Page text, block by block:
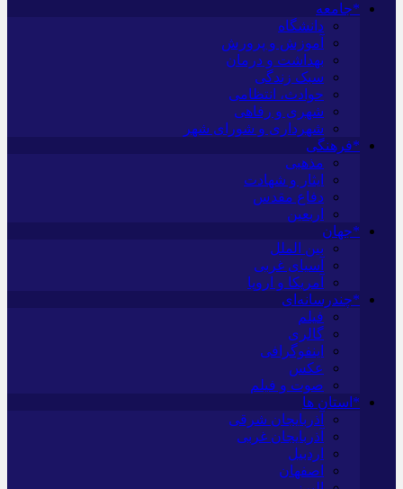
*جامعه
دانشگاه
آموزش و پرورش
بهداشت و درمان
سبک زندگی
حوادث، انتظامی
شهری و رفاهی
شهرداری و شورای شهر
*فرهنگی
مذهبی
ایثار و شهادت
دفاع مقدس
اربعین
*جهان
بین الملل
آسیای غربی
آمریکا و اروپا
*چندرسانه‌ای
فیلم
گالری
اینفوگرافی
عکس
صوت و فیلم
*استان ها
آذربایجان شرقی
آذربایجان غربی
اردبیل
اصفهان